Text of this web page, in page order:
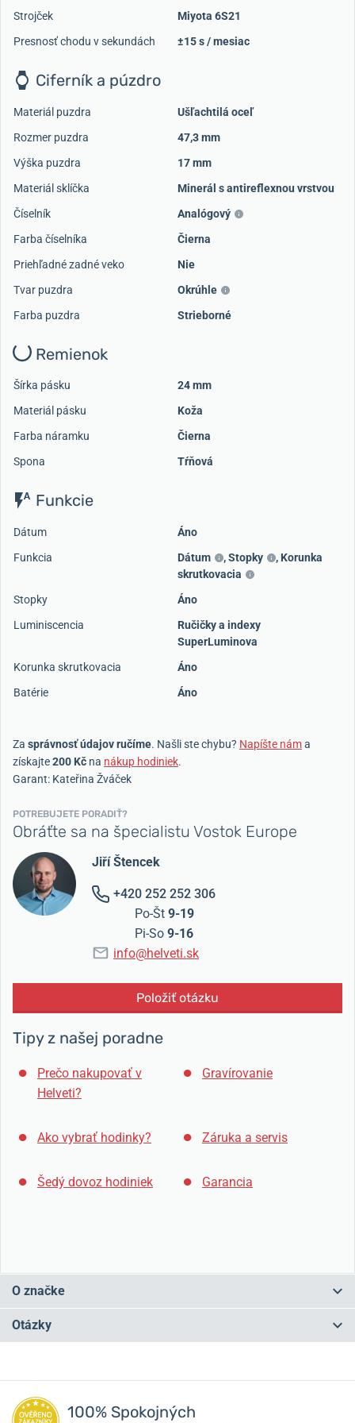
Strojček
Miyota 6S21
Presnosť chodu v sekundách
±15 s / mesiac
Ciferník a púzdro
Materiál puzdra
Ušľachtilá oceľ
Rozmer puzdra
47,3 mm
Výška puzdra
17 mm
Materiál sklíčka
Minerál s antireflexnou vrstvou
Číselník
Analógový
Farba číselníka
Čierna
Priehľadné zadné veko
Nie
Tvar puzdra
Okrúhle
Farba puzdra
Strieborné
Remienok
Šírka pásku
24 mm
Materiál pásku
Koža
Farba náramku
Čierna
Spona
Tŕňová
Funkcie
Dátum
Áno
Funkcia
Dátum ,Stopky , Korunka
skrutkovacia
Stopky
Áno
Luminiscencia
Ručičky a indexy
SuperLuminova
Korunka skrutkovacia
Áno
Batérie
Áno
Za správnosť údajov ručíme. Našli ste chybu? Napíšte náma
získajte200 Kč na nákup hodiniek.
Garant: Kateřina Žváček
POTREBUJETE PORADIŤ?
Obráťte sa na špecialistu Vostok Europe
Jiří Štencek
+420 252 252 306
Po-Št 9-19
Pi-So 9-16
info@helveti.sk
Položiť otázku
Tipy z našej poradne
Prečo nakupovať v
Helveti?
Gravírovanie
Ako vybrať hodinky? Záruka a servis
Šedý dovoz hodiniek Garancia
O značke
Sovietskeho zväzu, keď jeden z najväčších ruských hodinárskych
V posledných rokoch si hodinky značky
Otázky
Máte otázku? Zanechajte nám komentár
100% Spokojných